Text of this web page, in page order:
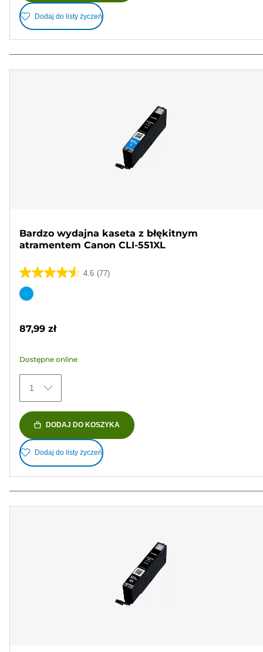
Dodaj do listy życzeń
Bardzo wydajna kaseta z błękitnym
atramentem Canon CLI-551XL
4.6 (77)
4.6
na
77
Wkład
87,99 zł
Dostępne online
1
DODAJ DO KOSZYKA
Dodaj do listy życzeń